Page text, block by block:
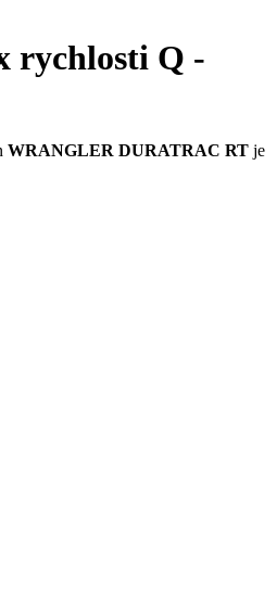
rychlosti Q -
WRANGLER DURATRAC RT je